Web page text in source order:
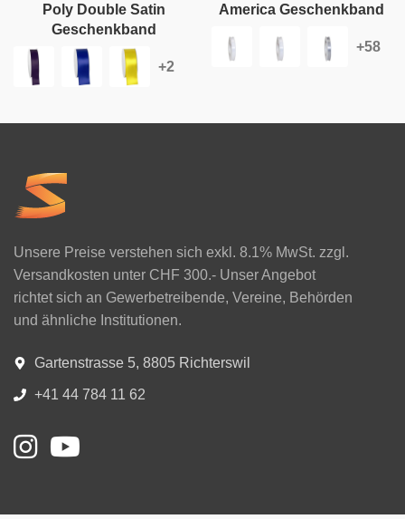
Poly Double Satin
Geschenkband
America Geschenkband
Unsere Preise verstehen sich exkl. 8.1% MwSt. zzgl.
Versandkosten unter CHF 300.- Unser Angebot
richtet sich an Gewerbetreibende, Vereine, Behörden
und ähnliche Institutionen.
Gartenstrasse 5, 8805 Richterswil
+41 44 784 11 62